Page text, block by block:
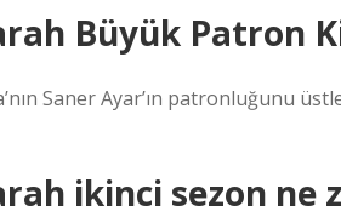
Büyük Patron
Saner Ayar’ın patronluğunu
ikinci sezon ne